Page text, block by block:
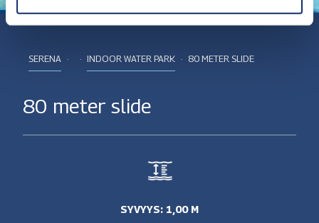
SERENA INDOOR WATER PARK 80 METER SLIDE
80 meter slide
SYVYYS: 1,00 M